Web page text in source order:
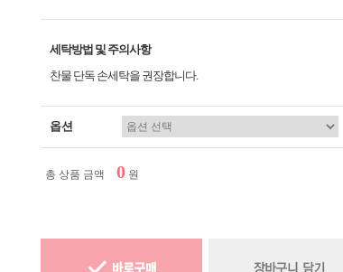
세탁방법 및 주의사항
찬물 단독 손세탁을 권장합니다.
옵션
총 상품 금액 0 원